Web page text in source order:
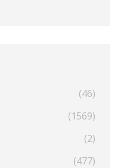
(46)
(1569)
(2)
(477)